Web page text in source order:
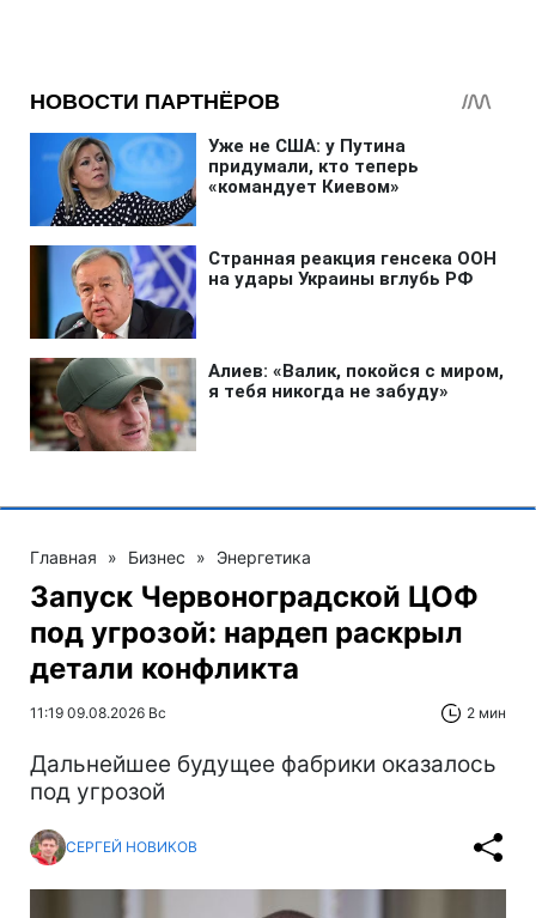
Главная » Бизнес » Энергетика
Запуск Червоноградской ЦОФ
под угрозой: нардеп раскрыл
детали конфликта
11:19 09.08.2026 Вс 2 мин
Дальнейшее будущее фабрики оказалось
под угрозой
СЕРГЕЙ НОВИКОВ